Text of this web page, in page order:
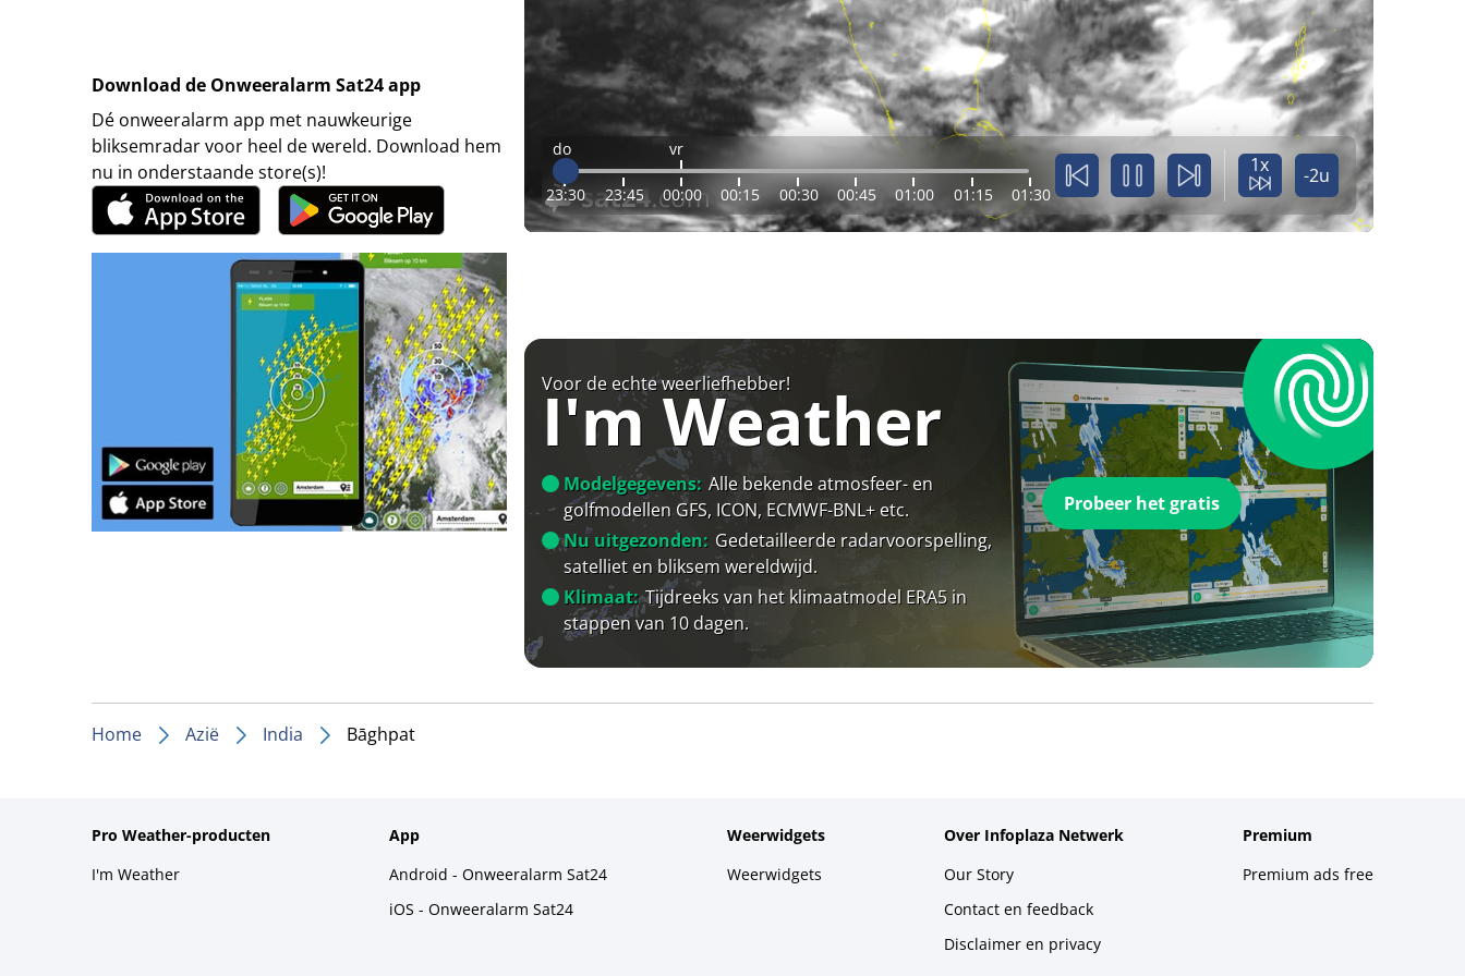
Download de Onweeralarm Sat24 app
Dé onweeralarm app met nauwkeurige
bliksemradar voor heel de wereld. Download hem
nu in onderstaande store(s)!
do vr
23:30 23:45 00:00 00:15 00:30 00:45 01:00 01:15 01:30
1x -2u
Voor de echte weerliefhebber!
I'm Weather
Modelgegevens: Alle bekende atmosfeer- en
golfmodellen GFS, ICON, ECMWF-BNL+ etc.
Nu uitgezonden: Gedetailleerde radarvoorspelling,
satelliet en bliksem wereldwijd.
Klimaat: Tijdreeks van het klimaatmodel ERA5 in
stappen van 10 dagen.
Probeer het gratis
Home Azië India Bāghpat
Pro Weather-producten
I'm Weather
App
Android - Onweeralarm Sat24
iOS - Onweeralarm Sat24
Weerwidgets
Weerwidgets
Over Infoplaza Netwerk
Our Story
Contact en feedback
Disclaimer en privacy
Premium
Premium ads free